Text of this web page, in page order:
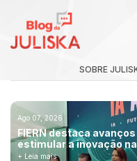
SOBRE
Ago 07, 2026
FIERN destaca
estimular a inovação
+ Leia mais